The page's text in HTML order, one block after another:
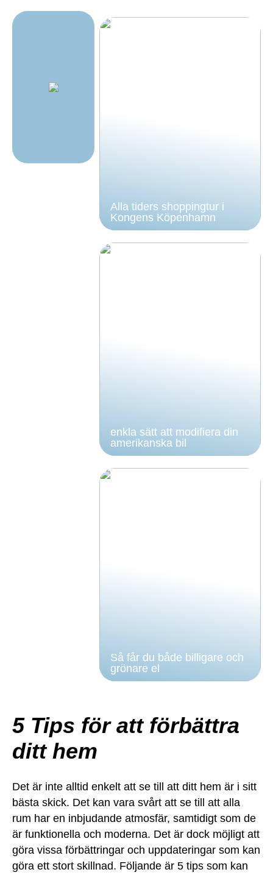
Alla tiders shoppingtur i
Kongens Köpenhamn
enkla sätt att modifiera din
amerikanska bil
Så får du både billigare och
grönare el
5 Tips för att förbättra
ditt hem
Det är inte alltid enkelt att se till att ditt hem är i sitt
bästa skick. Det kan vara svårt att se till att alla
rum har en inbjudande atmosfär, samtidigt som de
är funktionella och moderna. Det är dock möjligt att
göra vissa förbättringar och uppdateringar som kan
göra ett stort skillnad. Följande är 5 tips som kan